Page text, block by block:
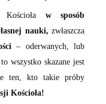
Kościoła w sposób
nauki, zwłaszcza
– oderwanych, lub
wszystko skazane jest
ten, kto takie próby
Kościoła!